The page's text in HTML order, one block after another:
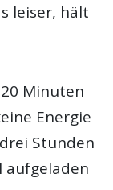
leiser, hält
Minuten
Energie
Stunden
aufgeladen